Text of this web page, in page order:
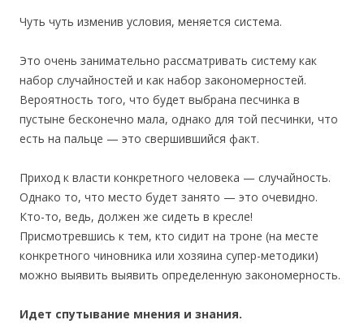
Чуть чуть изменив условия, меняется система.
Это очень занимательно рассматривать систему как
набор случайностей и как набор закономерностей.
Вероятность того, что будет выбрана песчинка в
пустыне бесконечно мала, однако для той песчинки, что
есть на пальце — это свершившийся факт.
Приход к власти конкретного человека — случайность.
Однако то, что место будет занято — это очевидно.
Кто-то, ведь, должен же сидеть в кресле!
Присмотревшись к тем, кто сидит на троне (на месте
конкретного чиновника или хозяина супер-методики)
можно выявить выявить определенную закономерность.
Идет спутывание мнения и знания.